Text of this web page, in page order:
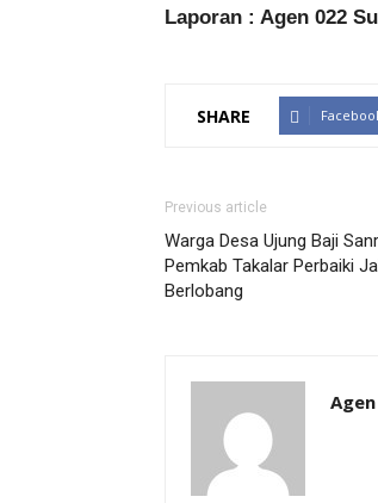
Laporan : Agen 022
SHARE
Previous article
Warga Desa Ujung Baji
Pemkab Takalar Perbaiki
Berlobang